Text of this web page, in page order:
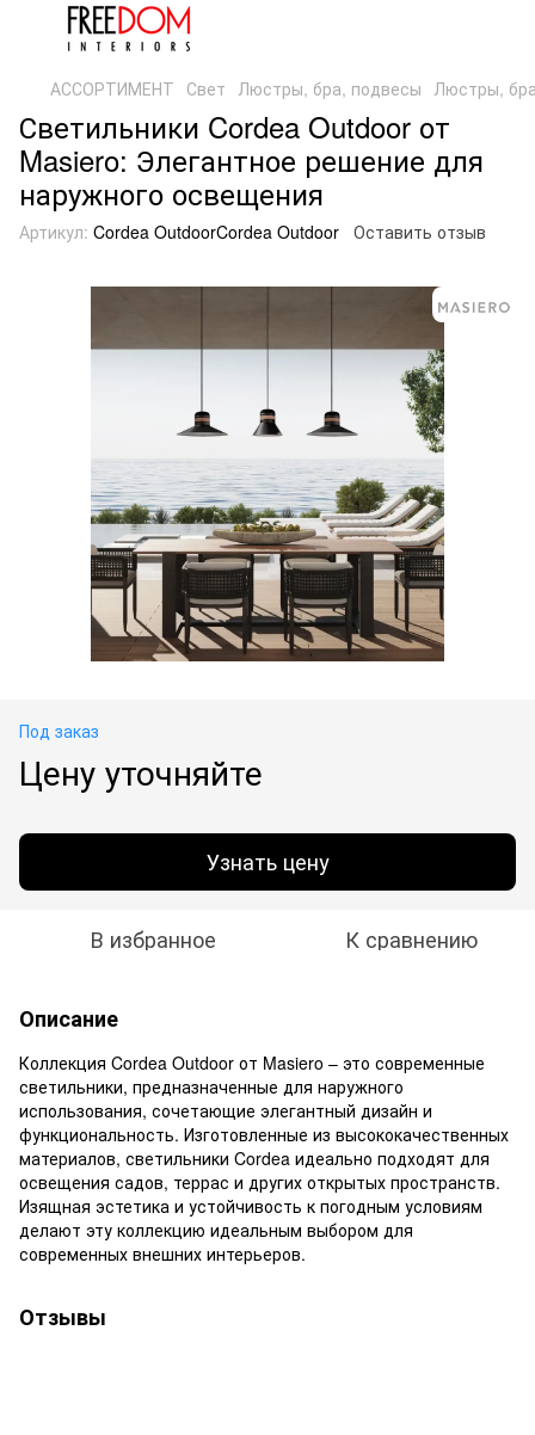
АССОРТИМЕНТ Свет Люстры, бра, подвесы Люстры,
Светильники Cordea Outdoor от
Masiero: Элегантное решение для
наружного освещения
Артикул: Cordea OutdoorCordea Outdoor Оставить отзыв
Под заказ
Цену уточняйте
Узнать цену
В избранное К сравнению
Описание
Коллекция Cordea Outdoor от Masiero – это современные
светильники, предназначенные для наружного
использования, сочетающие элегантный дизайн и
функциональность. Изготовленные из высококачественных
материалов, светильники Cordea идеально подходят для
освещения садов, террас и других открытых пространств.
Изящная эстетика и устойчивость к погодным условиям
делают эту коллекцию идеальным выбором для
современных внешних интерьеров.
Отзывы